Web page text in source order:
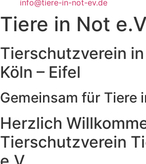
info@tiere-in-not-ev.de
Tiere in Not
Tierschutzverein
Köln – Eifel
Gemeinsam für Tiere
Herzlich
Tierschutzverein